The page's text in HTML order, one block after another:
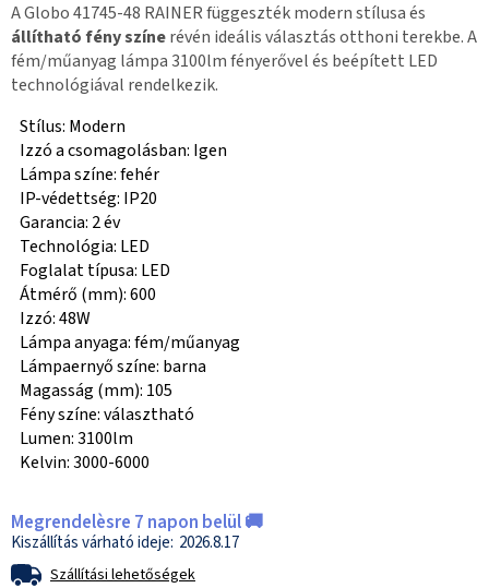
A Globo 41745-48 RAINER függeszték modern stílusa és
állítható fény színerévén ideális választás otthoni terekbe. A
fém/műanyag lámpa 3100lm fényerővel és beépített LED
technológiával rendelkezik.
Stílus: Modern
Izzó a csomagolásban: Igen
Lámpa színe: fehér
IP-védettség: IP20
Garancia: 2 év
Technológia: LED
Foglalat típusa: LED
Átmérő (mm): 600
Izzó: 48W
Lámpa anyaga: fém/műanyag
Lámpaernyő színe: barna
Magasság (mm): 105
Fény színe: választható
Lumen: 3100lm
Kelvin: 3000-6000
Megrendelèsre 7 napon belül 🚚
2026.8.17
Szállítási lehetőségek